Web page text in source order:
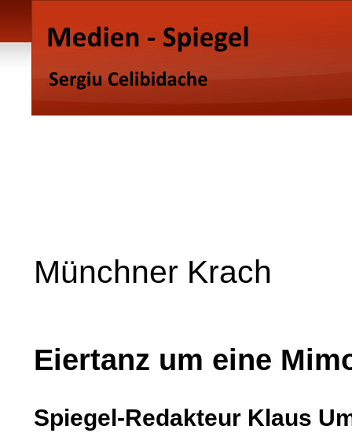
Münchner Krach
Eiertanz um eine
Spiegel-Redakteur Klaus